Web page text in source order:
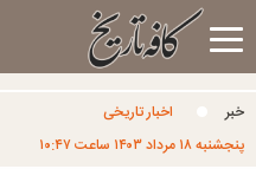
Toggle
navigation
خبر
اخبار تاریخی
پنجشنبه ۱۸ مرداد ۱۴۰۳ ساعت ۱۰:۴۷